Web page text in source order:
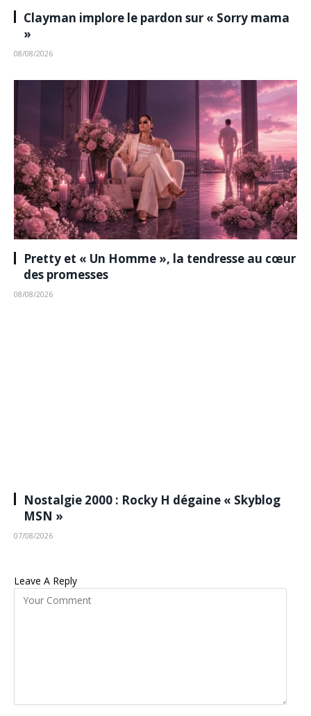
Clayman implore le pardon sur « Sorry mama
»
08/08/2026
Pretty et « Un Homme », la tendresse au cœur
des promesses
08/08/2026
Nostalgie 2000 : Rocky H dégaine « Skyblog
MSN »
07/08/2026
Leave A Reply